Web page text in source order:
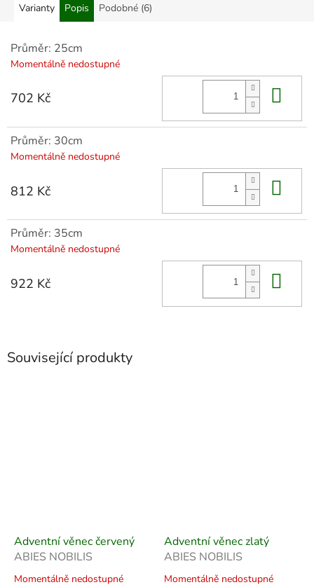
Související produkty
Adventní věnec červený
ABIES NOBILIS
Momentálně nedostupné
Adventní věnec zlatý
ABIES NOBILIS
Momentálně nedostupné
Varianty Popis Podobné (6)
Průměr: 25cm
Momentálně nedostupné
702 Kč
Průměr: 30cm
Momentálně nedostupné
812 Kč
Průměr: 35cm
Momentálně nedostupné
922 Kč